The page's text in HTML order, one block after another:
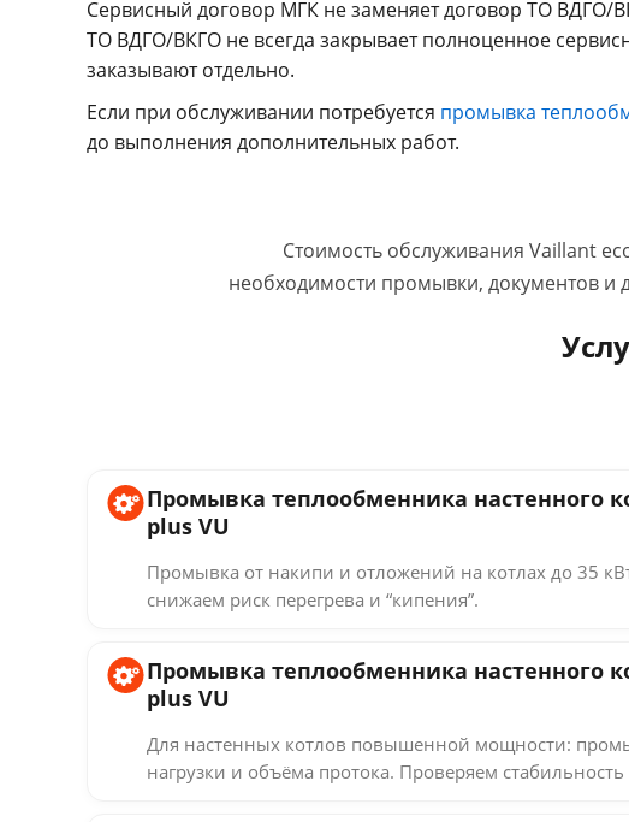
Сервисный договор МГК не заменяет договор ТО ВДГО/
ТО ВДГО/ВКГО не всегда закрывает полноценное
заказывают отдельно.
Если при обслуживании потребуется промывка
до выполнения дополнительных работ.
Стоимость обслуживания Vaillant
необходимости промывки, документов и
Промывка теплообменника настенного
plus VU
Промывка от накипи и отложений на котлах до 35
снижаем риск перегрева и “кипения”.
Промывка теплообменника настенного
plus VU
Для настенных котлов повышенной мощности:
нагрузки и объёма протока. Проверяем стабильность